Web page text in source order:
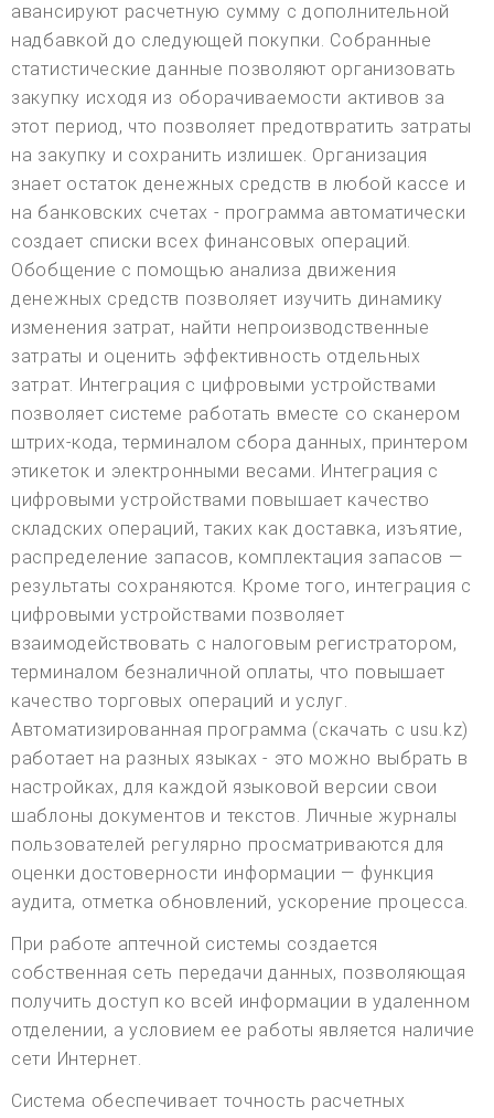
авансируют расчетную сумму с дополнительной
надбавкой до следующей покупки. Собранные
статистические данные позволяют организовать
закупку исходя из оборачиваемости активов за
этот период, что позволяет предотвратить затраты
на закупку и сохранить излишек. Организация
знает остаток денежных средств в любой кассе и
на банковских счетах - программа автоматически
создает списки всех финансовых операций.
Обобщение с помощью анализа движения
денежных средств позволяет изучить динамику
изменения затрат, найти непроизводственные
затраты и оценить эффективность отдельных
затрат. Интеграция с цифровыми устройствами
позволяет системе работать вместе со сканером
штрих-кода, терминалом сбора данных, принтером
этикеток и электронными весами. Интеграция с
цифровыми устройствами повышает качество
складских операций, таких как доставка, изъятие,
распределение запасов, комплектация запасов —
результаты сохраняются. Кроме того, интеграция с
цифровыми устройствами позволяет
взаимодействовать с налоговым регистратором,
терминалом безналичной оплаты, что повышает
качество торговых операций и услуг.
Автоматизированная программа (скачать с usu.kz)
работает на разных языках - это можно выбрать в
настройках, для каждой языковой версии свои
шаблоны документов и текстов. Личные журналы
пользователей регулярно просматриваются для
оценки достоверности информации — функция
аудита, отметка обновлений, ускорение процесса.
При работе аптечной системы создается
собственная сеть передачи данных, позволяющая
получить доступ ко всей информации в удаленном
отделении, а условием ее работы является наличие
сети Интернет.
Система обеспечивает точность расчетных